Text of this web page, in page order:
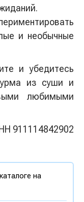
и необычные
и убедитесь
из суши и
любимыми
911114842902
на